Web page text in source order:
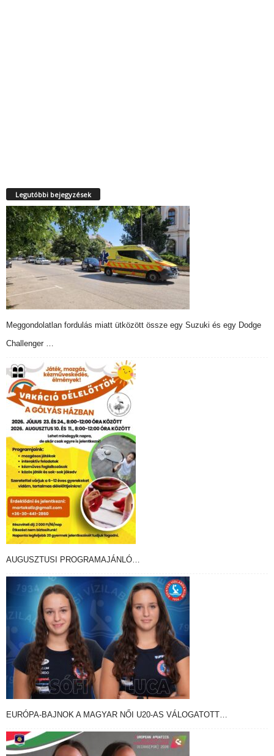
Legutóbbi bejegyzések
Meggondolatlan fordulás miatt ütközött össze egy Suzuki és egy Dodge
Challenger …
AUGUSZTUSI PROGRAMAJÁNLÓ…
EURÓPA-BAJNOK A MAGYAR NŐI U20-AS VÁLOGATOTT…